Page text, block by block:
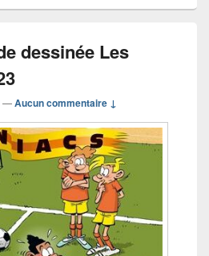
dessinée Les
—Aucun commentaire ↓